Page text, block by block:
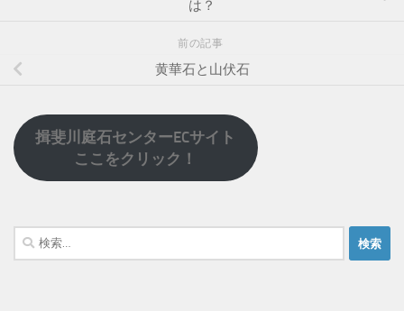
は？
前の記事
黄華石と山伏石
揖斐川庭石センターECサイト
ここをクリック！
検
索: